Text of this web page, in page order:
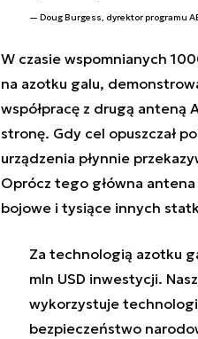
Doug Burgess, dyrektor programu
W czasie wspomnianych
na azotku galu,
współpracę z drugą anteną
stronę. Gdy cel opuszczał
urządzenia płynnie
Oprócz tego główna
bojowe i tysiące innych
Za technologią azotku
mln USD inwestycji.
wykorzystuje
bezpieczeństwo